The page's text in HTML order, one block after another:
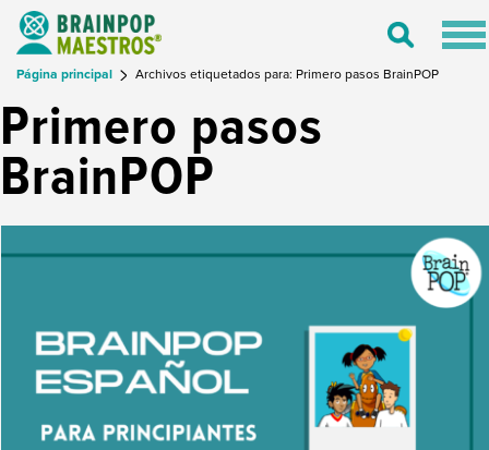
Toggle
Página principal Archivos etiquetados para: Primero pasos BrainPOP
Primero pasos
BrainPOP